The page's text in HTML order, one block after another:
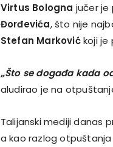
Virtus Bologna jučer je
Đorđevića, što nije
Stefan Markovićkoji je
„Što se događa kada
aludirao je na
Talijanski mediji danas
a kao razlog